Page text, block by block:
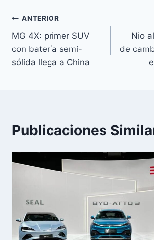
Navegación
de
entradas
ANTERIOR
MG 4X: primer SUV
con batería semi-
sólida llega a China
Nio
de
Publicaciones